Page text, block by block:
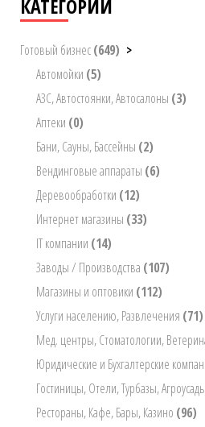
КАТЕГОРИИ
Готовый бизнес(649) >
Автомойки (5)
АЗС, Автостоянки, Автосалоны (3)
Аптеки (0)
Бани, Сауны, Бассейны (2)
Вендинговые аппараты (6)
Деревообработки (12)
Интернет магазины (33)
IT компании (14)
Заводы / Производства (107)
Магазины и оптовики (112)
Услуги населению, Развлечения (71)
Мед. центры, Стоматологии,
Юридические и Бухгалтерские
Гостиницы, Отели, Турбазы,
Рестораны, Кафе, Бары, Казино (96)